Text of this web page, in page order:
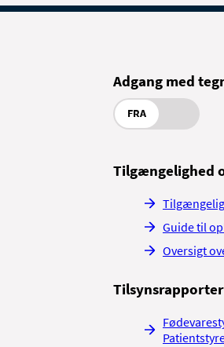
Adgang med
FRA
Tilgængelighed
Guide til
Oversigt
Tilsynsrapporter